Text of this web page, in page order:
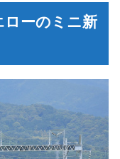
ーのミニ新